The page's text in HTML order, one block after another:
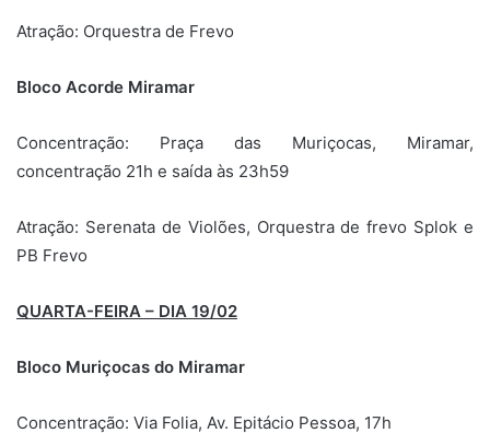
Atração: Orquestra de Frevo
Bloco Acorde Miramar
Concentração: Praça das Muriçocas, Miramar,
concentração 21h e saída às 23h59
Atração: Serenata de Violões, Orquestra de frevo Splok e
PB Frevo
QUARTA-FEIRA – DIA 19/02
Bloco Muriçocas do Miramar
Concentração: Via Folia, Av. Epitácio Pessoa, 17h